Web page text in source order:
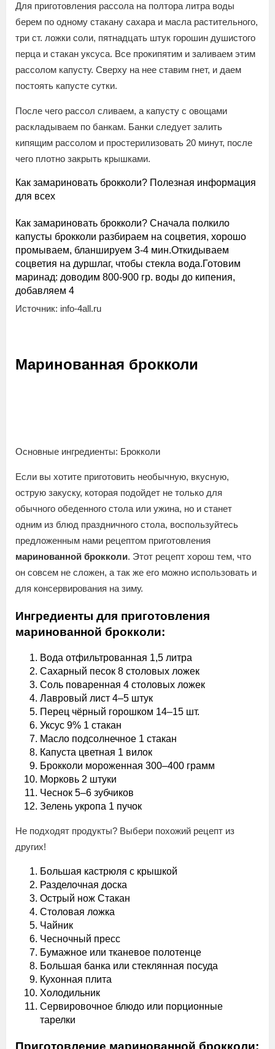
Для приготовления рассола на полтора литра воды
берем по одному стакану сахара и масла растительного,
три ст. ложки соли, пятнадцать штук горошин душистого
перца и стакан уксуса. Все прокипятим и заливаем этим
рассолом капусту. Сверху на нее ставим гнет, и даем
постоять капусте сутки.
После чего рассол сливаем, а капусту с овощами
раскладываем по банкам. Банки следует залить
кипящим рассолом и простерилизовать 20 минут, после
чего плотно закрыть крышками.
Как замариновать брокколи? Полезная информация
для всех
Как замариновать брокколи? Сначала полкило
капусты брокколи разбираем на соцветия, хорошо
промываем, бланшируем 3-4 мин.Откидываем
соцветия на дуршлаг, чтобы стекла вода.Готовим
маринад: доводим 800-900 гр. воды до кипения,
добавляем 4
Источник: info-4all.ru
Маринованная брокколи
Основные ингредиенты: Брокколи
Если вы хотите приготовить необычную, вкусную,
острую закуску, которая подойдет не только для
обычного обеденного стола или ужина, но и станет
одним из блюд праздничного стола, воспользуйтесь
предложенным нами рецептом приготовления
маринованной брокколи. Этот рецепт хорош тем, что
он совсем не сложен, а так же его можно использовать и
для консервирования на зиму.
Ингредиенты для приготовления
маринованной брокколи:
Вода отфильтрованная 1,5 литра
Сахарный песок 8 столовых ложек
Соль поваренная 4 столовых ложек
Лавровый лист 4–5 штук
Перец чёрный горошком 14–15 шт.
Уксус 9% 1 стакан
Масло подсолнечное 1 стакан
Капуста цветная 1 вилок
Брокколи мороженная 300–400 грамм
Морковь 2 штуки
Чеснок 5–6 зубчиков
Зелень укропа 1 пучок
Не подходят продукты? Выбери похожий рецепт из
других!
Большая кастрюля с крышкой
Разделочная доска
Острый нож Стакан
Столовая ложка
Чайник
Чесночный пресс
Бумажное или тканевое полотенце
Большая банка или стеклянная посуда
Кухонная плита
Холодильник
Сервировочное блюдо или порционные
тарелки
Приготовление маринованной брокколи: